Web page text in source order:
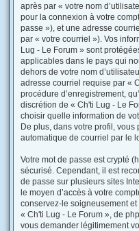
après par « votre nom
pour la connexion à votre
passe »), et une adresse
par « votre courriel »). Vos
Lug - Le Forum » sont
applicables dans le pays qui
dehors de votre nom
adresse courriel requise par «
procédure d’enregistrement,
discrétion de « Ch'ti Lug - Le
choisir quelle information de
De plus, dans votre profil, vous
automatique de courriel par le
Votre mot de passe est crypté
sécurisé. Cependant, il est
de passe sur plusieurs sites
le moyen d’accès à votre
conservez-le soigneusement
« Ch'ti Lug - Le Forum », de
vous demander légitimement